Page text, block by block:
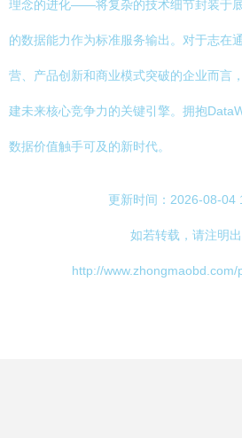
理念的进化——将复杂的技术细节封装于
的数据能力作为标准服务输出。对于志在
营、产品创新和商业模式突破的企业而言
建未来核心竞争力的关键引擎。拥抱
数据价值触手可及的新时代。
更新时间：2026-08-04
如若转载，请注明出
http://